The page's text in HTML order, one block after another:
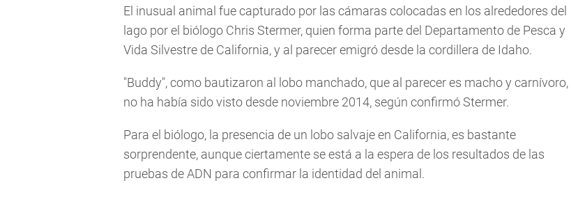
El inusual animal fue capturado por las cámaras colocadas en los alrededores del
lago por el biólogo Chris Stermer, quien forma parte del Departamento de Pesca y
Vida Silvestre de California, y al parecer emigró desde la cordillera de Idaho.
"Buddy", como bautizaron al lobo manchado, que al parecer es macho y carnívoro,
no ha había sido visto desde noviembre 2014, según confirmó Stermer.
Para el biólogo, la presencia de un lobo salvaje en California, es bastante
sorprendente, aunque ciertamente se está a la espera de los resultados de las
pruebas de ADN para confirmar la identidad del animal.